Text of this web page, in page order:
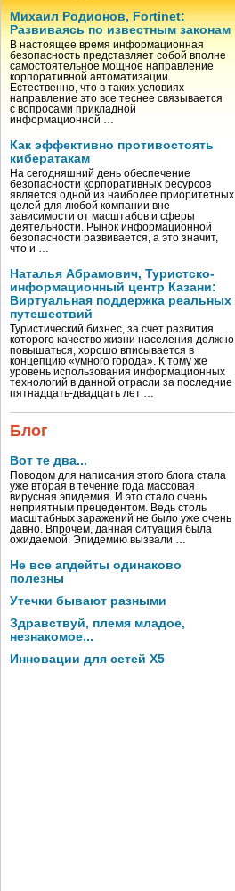
Михаил Родионов, Fortinet:
Развиваясь по известным законам
В настоящее время информационная
безопасность представляет собой вполне
самостоятельное мощное направление
корпоративной автоматизации.
Естественно, что в таких условиях
направление это все теснее связывается
с вопросами прикладной
информационной …
Как эффективно противостоять
кибератакам
На сегодняшний день обеспечение
безопасности корпоративных ресурсов
является одной из наиболее приоритетных
целей для любой компании вне
зависимости от масштабов и сферы
деятельности. Рынок информационной
безопасности развивается, а это значит,
что и …
Наталья Абрамович, Туристско-
информационный центр Казани:
Виртуальная поддержка реальных
путешествий
Туристический бизнес, за счет развития
которого качество жизни населения должно
повышаться, хорошо вписывается в
концепцию «умного города». К тому же
уровень использования информационных
технологий в данной отрасли за последние
пятнадцать-двадцать лет …
Блог
Вот те два...
Поводом для написания этого блога стала
уже вторая в течение года массовая
вирусная эпидемия. И это стало очень
неприятным прецедентом. Ведь столь
масштабных заражений не было уже очень
давно. Впрочем, данная ситуация была
ожидаемой. Эпидемию вызвали …
Не все апдейты одинаково
полезны
Утечки бывают разными
Здравствуй, племя младое,
незнакомое...
Инновации для сетей X5